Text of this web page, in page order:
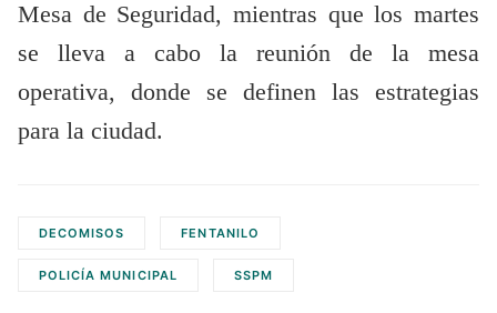
Mesa de Seguridad, mientras que los martes
se lleva a cabo la reunión de la mesa
operativa, donde se definen las estrategias
para la ciudad.
DECOMISOS FENTANILO
POLICÍA MUNICIPAL SSPM